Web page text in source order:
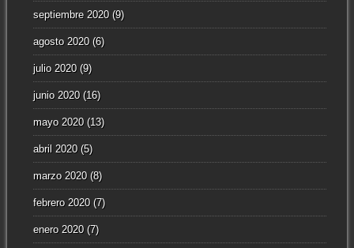
septiembre 2020(9)
agosto 2020(6)
julio 2020(9)
junio 2020(16)
mayo 2020(13)
abril 2020(5)
marzo 2020(8)
febrero 2020(7)
enero 2020(7)